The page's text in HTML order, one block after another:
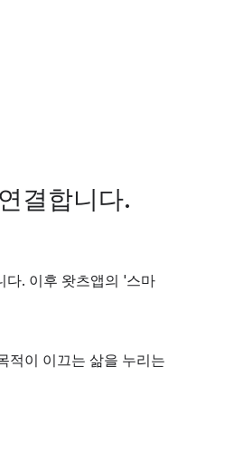
결합니다.
다. 이후 왓츠앱의 '스마
적이 이끄는 삶을 누리는